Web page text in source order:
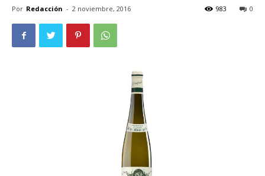
Por Redacción - 2 noviembre, 2016 0
983